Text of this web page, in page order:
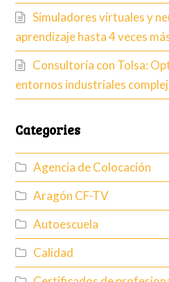
Simuladores virtuales y
aprendizaje hasta 4 veces
Consultoría con Tolsa:
entornos industriales
Categories
Agencia de Colocación
Aragón CF-TV
Autoescuela
Calidad